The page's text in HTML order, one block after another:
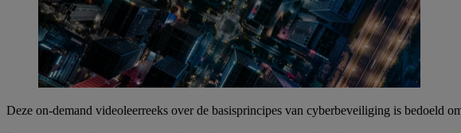
Deze on-demand videoleerreeks over de basisprincipes van cyberbeveiliging is bedoeld